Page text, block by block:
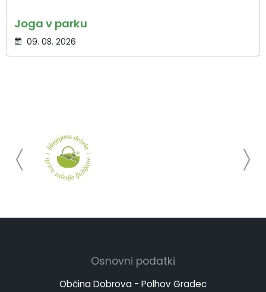
Joga v parku
09. 08. 2026
Osnovni podatki
Občina Dobrova - Polhov Gradec